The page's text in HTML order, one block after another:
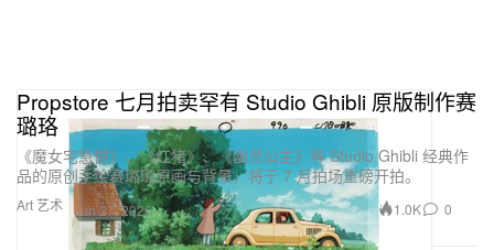
Art 艺术
Propstore 七月拍卖罕有 Studio Ghibli 原版制作赛
璐珞
《魔女宅急便》、《红猪》、《幽灵公主》等 Studio Ghibli 经典作
品的原创手绘赛璐璐原画与背景，将于 7 月拍场重磅开拍。
Jun 27, 2026 1.0K 0